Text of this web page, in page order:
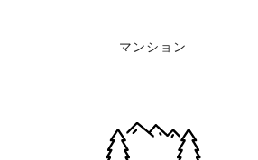
マンション